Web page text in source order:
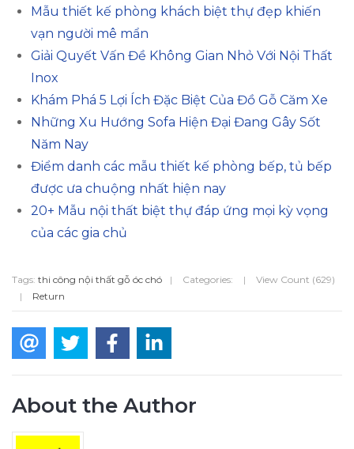
Mẫu thiết kế phòng khách biệt thự đẹp khiến
vạn người mê mẩn
Giải Quyết Vấn Đề Không Gian Nhỏ Với Nội Thất
Inox
Khám Phá 5 Lợi Ích Đặc Biệt Của Đồ Gỗ Căm Xe
Những Xu Hướng Sofa Hiện Đại Đang Gây Sốt
Năm Nay
Điểm danh các mẫu thiết kế phòng bếp, tủ bếp
được ưa chuộng nhất hiện nay
20+ Mẫu nội thất biệt thự đáp ứng mọi kỳ vọng
của các gia chủ
Tags: thi công nội thất gỗ óc chó | Categories: |
View Count (629)
|
Return
About the Author